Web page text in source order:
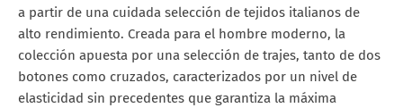
a partir de una cuidada selección de tejidos italianos de
alto rendimiento. Creada para el hombre moderno, la
colección apuesta por una selección de trajes, tanto de dos
botones como cruzados, caracterizados por un nivel de
elasticidad sin precedentes que garantiza la máxima